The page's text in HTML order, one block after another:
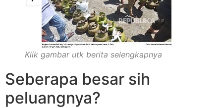
Klik gambar utk berita selengkapnya
Seberapa besar sih
peluangnya?